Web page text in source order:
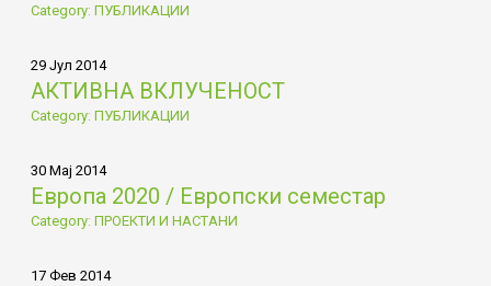
Category: ПУБЛИКАЦИИ
29 Јул 2014
АКТИВНА ВКЛУЧЕНОСТ
Category: ПУБЛИКАЦИИ
30 Мај 2014
Европа 2020 / Европски семестар
Category: ПРОЕКТИ И НАСТАНИ
17 Фев 2014